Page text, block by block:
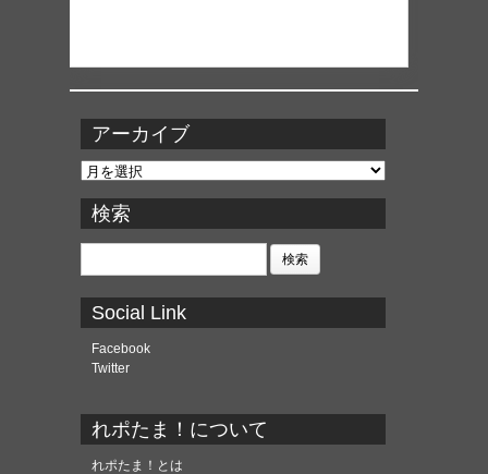
アーカイブ
ア
カ
イ
ブ
検索
検
Social Link
Facebook
Twitter
れポたま！について
れポたま！とは